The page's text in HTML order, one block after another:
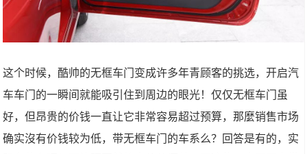
这个时候，酷帅的无框车门变成许多年青顾客的挑选，开启汽
车车门的一瞬间就能吸引住到周边的眼光！仅仅无框车门虽
好，但昂贵的价钱一直让它非常容易超过预算，那麼销售市场
确实沒有价钱较为低，带无框车门的车系么？回答是有的，实